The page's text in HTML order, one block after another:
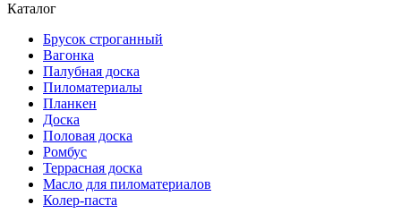
Каталог
Брусок строганный
Вагонка
Палубная доска
Пиломатериалы
Планкен
Доска
Половая доска
Ромбус
Террасная доска
Масло для пиломатериалов
Колер-паста